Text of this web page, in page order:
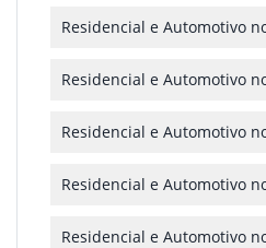
Residencial e Automotivo
Residencial e Automotivo
Residencial e Automotivo
Residencial e Automotivo
Residencial e Automotivo